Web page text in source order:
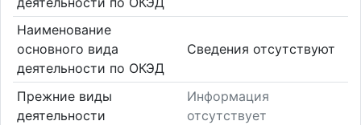
Наименование
основного вида
деятельности по ОКЭД
Cведения отсутствуют
Прежние виды
деятельности
Информация
отсутствует